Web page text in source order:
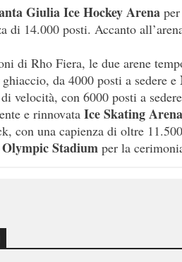
Giulia Ice Hockey Arena
di 14.000 posti. Accanto
di Rho Fiera, le due arene
da 4000 posti a sedere e
velocità, con 6000 posti a
e rinnovata Ice Skating
con una capienza di oltre
Stadium per la